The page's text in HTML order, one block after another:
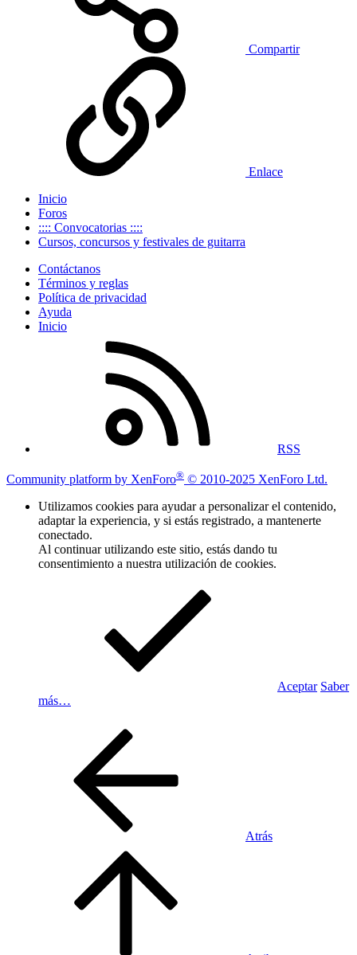
Compartir
Enlace
Inicio
Foros
:::: Convocatorias ::::
Cursos, concursos y festivales de guitarra
Contáctanos
Términos y reglas
Política de privacidad
Ayuda
Inicio
RSS
Community platform by XenForo® © 2010-2025 XenForo Ltd.
Utilizamos cookies para ayudar a personalizar el contenido,
adaptar la experiencia, y si estás registrado, a mantenerte
conectado.
Al continuar utilizando este sitio, estás dando tu
consentimiento a nuestra utilización de cookies.
Aceptar Saber
más…
Atrás